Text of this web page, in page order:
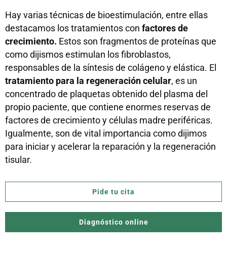
Hay varias técnicas de bioestimulación, entre ellas
destacamos los tratamientos con factores de
crecimiento. Estos son fragmentos de proteínas que
como dijismos estimulan los fibroblastos,
responsables de la síntesis de colágeno y elástica. El
tratamiento para la regeneración celular, es un
concentrado de plaquetas obtenido del plasma del
propio paciente, que contiene enormes reservas de
factores de crecimiento y células madre periféricas.
Igualmente, son de vital importancia como dijimos
para iniciar y acelerar la reparación y la regeneración
tisular.
Pide tu cita
Diagnóstico online